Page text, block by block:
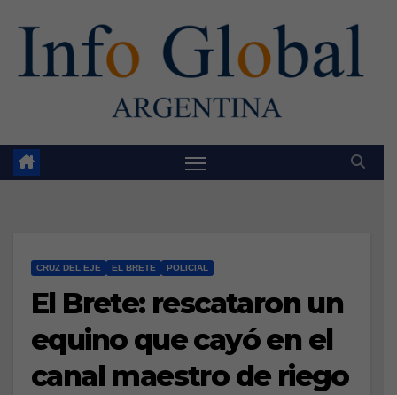
CRUZ DEL EJE EL BRETE POLICIAL
El Brete: rescataron un
equino que cayó en el
canal maestro de riego